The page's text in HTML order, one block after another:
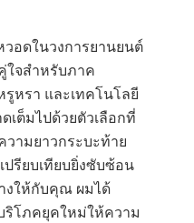
อดในวงการยานยนต์
ใจสำหรับภาค
หรา และเทคโนโลยี
เต็มไปด้วยตัวเลือกที่
ามยาวกระบะท้าย
ปรียบเทียบยิ่งซับซ้อน
งให้กับคุณ ผมได้
ริโภคยุคใหม่ให้ความ